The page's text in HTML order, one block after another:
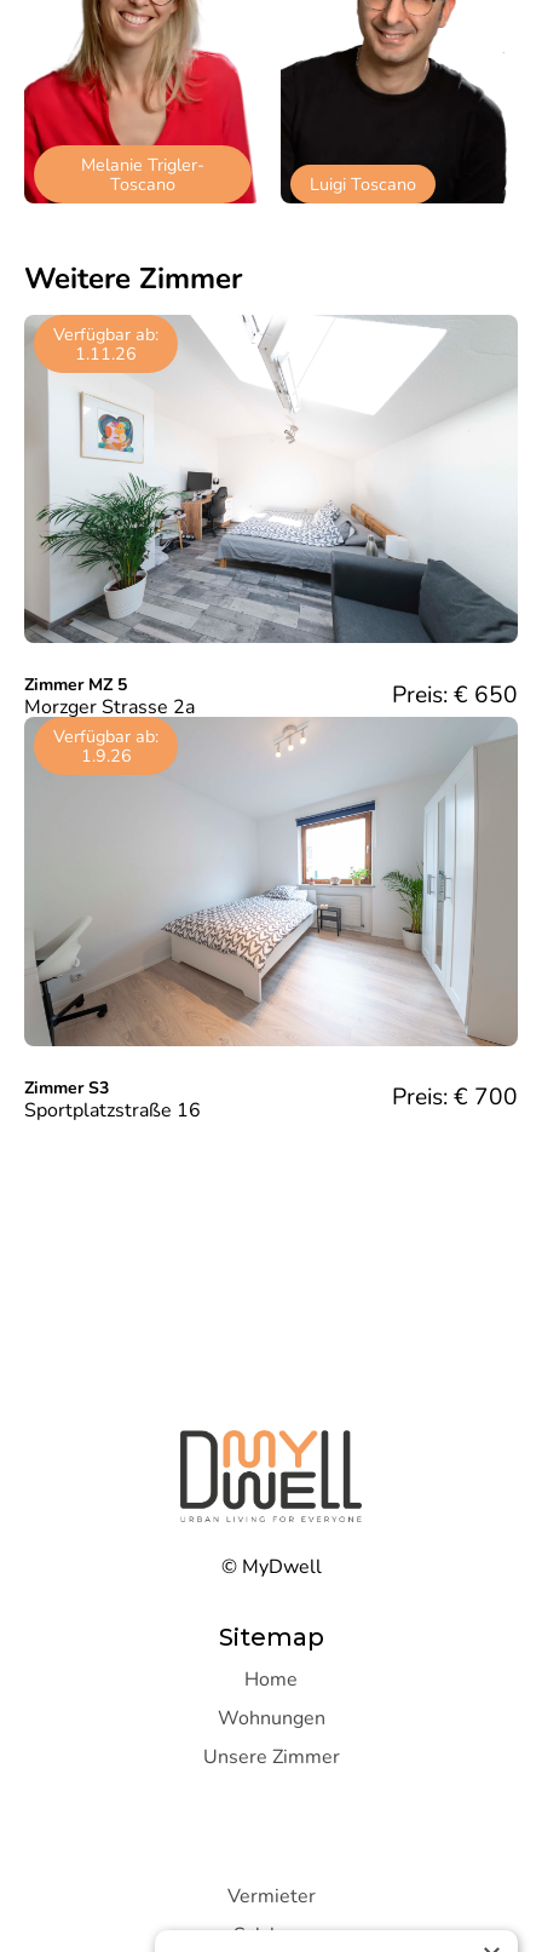
Weitere Zimmer
Verfügbar ab:
1.11.26
Zimmer MZ 5
Morzger Strasse 2a Preis: € 650
Verfügbar ab:
1.9.26
Zimmer S3
Sportplatzstraße 16 Preis: € 700
Melanie Trigler-
Toscano
Luigi Toscano
© MyDwell
Sitemap
Home
Wohnungen
Unsere Zimmer
Vermieter
Salzburg